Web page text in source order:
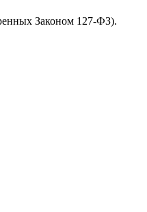
Законом 127-ФЗ).